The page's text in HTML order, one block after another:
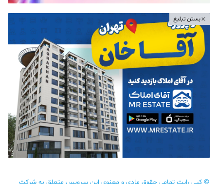
بستن تبلیغ